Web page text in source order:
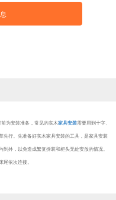
为安装准备，常见的实木家具安装需要用到十字、
先行。先准备好实木家具安装的工具，是家具安装
以免造成繁复拆装和柜头无处安放的情况。
尾依次连接。